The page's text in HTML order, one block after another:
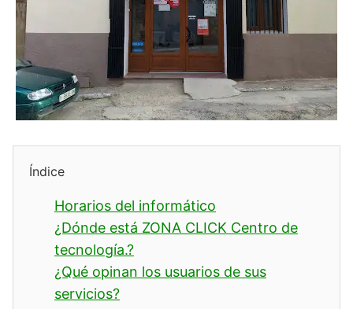
Índice
Horarios del informático
¿Dónde está ZONA CLICK Centro de
tecnología.?
¿Qué opinan los usuarios de sus
servicios?